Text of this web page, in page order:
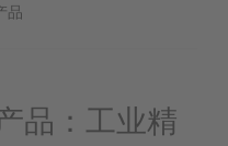
品
品：工业精